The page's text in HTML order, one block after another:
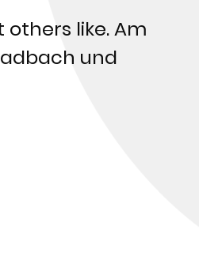
like. Am
und